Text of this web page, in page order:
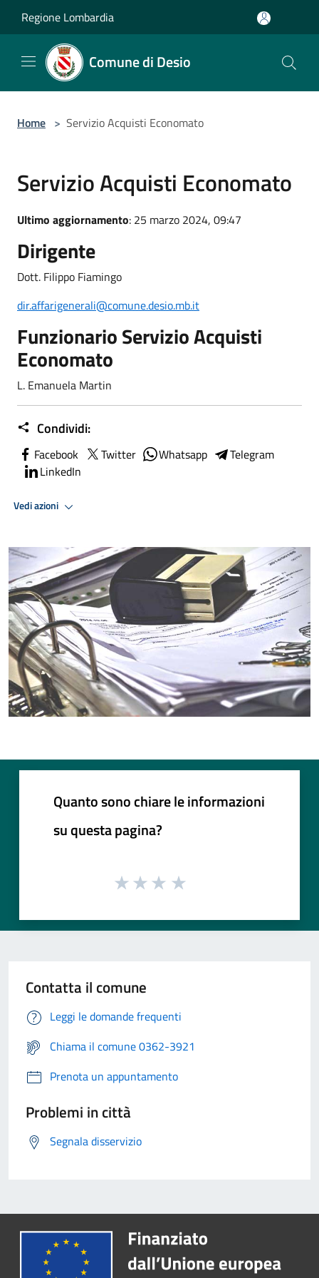
Regione Lombardia
Comune di Desio
Home > Servizio Acquisti Economato
Servizio Acquisti Economato
Ultimo aggiornamento: 25 marzo 2024, 09:47
Dirigente
Dott. Filippo Fiamingo
dir.affarigenerali@comune.desio.mb.it
Funzionario Servizio Acquisti
Economato
L. Emanuela Martin
Condividi:
Facebook Twitter Whatsapp
Telegram
LinkedIn
Vedi azioni
Quanto sono chiare le informazioni
su questa pagina?
Contatta il comune
Leggi le domande frequenti
Chiama il comune 0362-3921
Prenota un appuntamento
Problemi in città
Segnala disservizio